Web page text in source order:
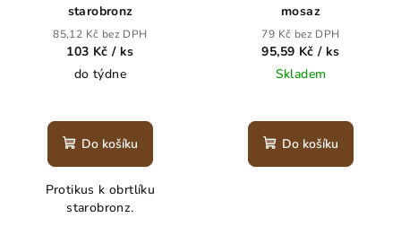
starobronz
85,12 Kč bez DPH
103 Kč/ ks
do týdne
Do košíku
Protikus k obrtlíku
starobronz.
mosaz
79 Kč bez DPH
95,59 Kč / ks
Skladem
Do košíku